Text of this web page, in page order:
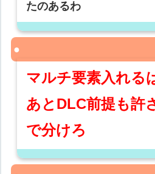
たのあるわ
マルチ要素入れる
あとDLC前提も許
で分けろ